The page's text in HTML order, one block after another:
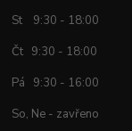
St 9:30 - 18:00
Čt 9:30 - 18:00
Pá 9:30 - 16:00
So, Ne - zavřeno